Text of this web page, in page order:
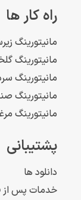
راه کار ها
مانیتورینگ
مانیتورینگ
مانیتورینگ
مانیتورینگ
مانیتورینگ
پشتیبانی
دانلود ها
خدمات پس